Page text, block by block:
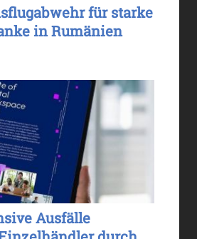
für starke
in Rumänien
Ausfälle